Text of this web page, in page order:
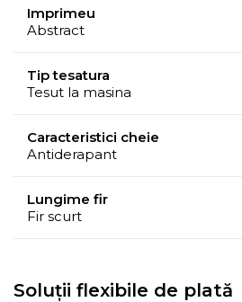
Imprimeu
Abstract
Tip tesatura
Tesut la masina
Caracteristici cheie
Antiderapant
Lungime fir
Fir scurt
Soluții flexibile de plată